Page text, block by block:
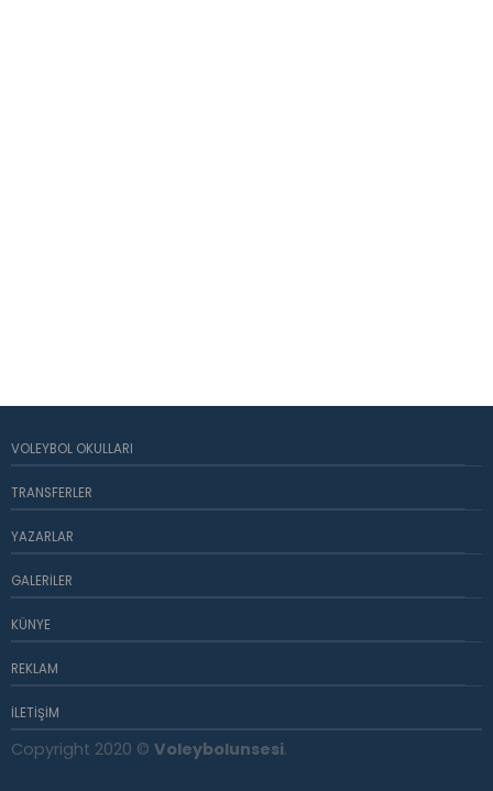
VOLEYBOL OKULLARI
TRANSFERLER
YAZARLAR
GALERILER
KÜNYE
REKLAM
İLETIŞIM
Copyright 2020 © Voleybolunsesi.